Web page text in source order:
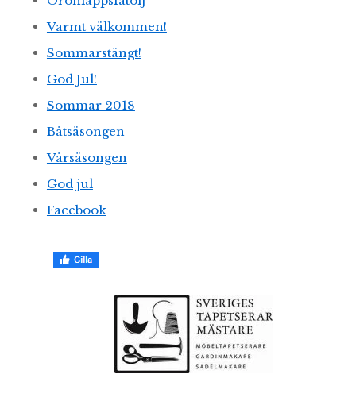
Varmt välkommen!
Sommarstängt!
God Jul!
Sommar 2018
Båtsäsongen
Vårsäsongen
God jul
Facebook